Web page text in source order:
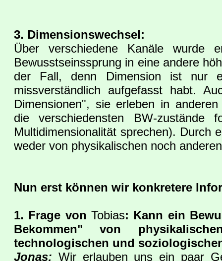
3. Dimensionswechsel:
Über verschiedene Kanäle wurde
Bewusstseinssprung in eine andere
der Fall, denn Dimension ist nur
missverständlich aufgefasst habt.
Dimensionen", sie erleben in
die verschiedensten BW-
Multidimensionalität sprechen). Durch
weder von physikalischen noch
Nun erst können wir konkretere
1. Frage von Tobias: Kann ein
Bekommen" von
technologischen und
Jonas: Wir erlauben uns ein paar